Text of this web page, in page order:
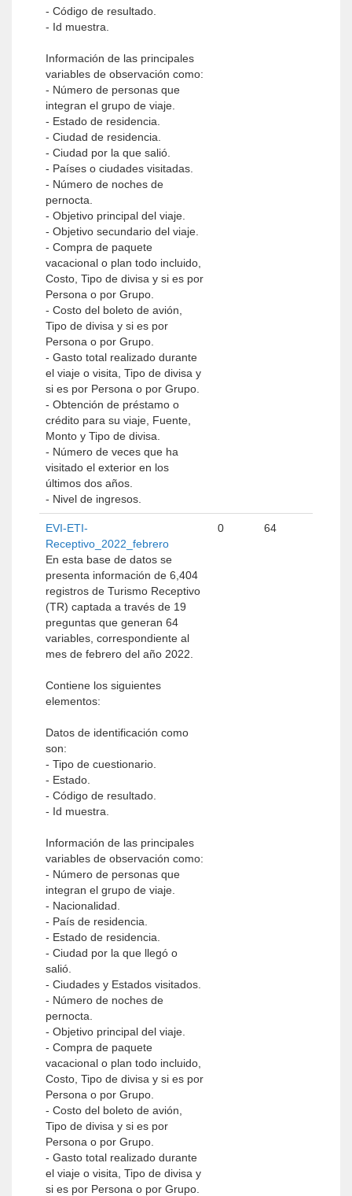
- Código de resultado.
- Id muestra.
Información de las principales
variables de observación como:
- Número de personas que
integran el grupo de viaje.
- Estado de residencia.
- Ciudad de residencia.
- Ciudad por la que salió.
- Países o ciudades visitadas.
- Número de noches de
pernocta.
- Objetivo principal del viaje.
- Objetivo secundario del viaje.
- Compra de paquete
vacacional o plan todo incluido,
Costo, Tipo de divisa y si es por
Persona o por Grupo.
- Costo del boleto de avión,
Tipo de divisa y si es por
Persona o por Grupo.
- Gasto total realizado durante
el viaje o visita, Tipo de divisa y
si es por Persona o por Grupo.
- Obtención de préstamo o
crédito para su viaje, Fuente,
Monto y Tipo de divisa.
- Número de veces que ha
visitado el exterior en los
últimos dos años.
- Nivel de ingresos.
EVI-ETI-
Receptivo_2022_febrero
En esta base de datos se
presenta información de 6,404
registros de Turismo Receptivo
(TR) captada a través de 19
preguntas que generan 64
variables, correspondiente al
mes de febrero del año 2022.
Contiene los siguientes
elementos:
Datos de identificación como
son:
- Tipo de cuestionario.
- Estado.
- Código de resultado.
- Id muestra.
Información de las principales
variables de observación como:
- Número de personas que
integran el grupo de viaje.
- Nacionalidad.
- País de residencia.
- Estado de residencia.
- Ciudad por la que llegó o
salió.
- Ciudades y Estados visitados.
- Número de noches de
pernocta.
- Objetivo principal del viaje.
- Compra de paquete
vacacional o plan todo incluido,
Costo, Tipo de divisa y si es por
Persona o por Grupo.
- Costo del boleto de avión,
Tipo de divisa y si es por
Persona o por Grupo.
- Gasto total realizado durante
el viaje o visita, Tipo de divisa y
si es por Persona o por Grupo.
0 64